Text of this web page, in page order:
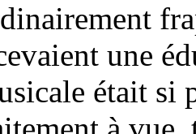
une
était si